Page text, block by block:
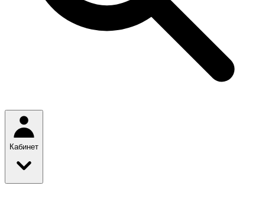
Кабинет